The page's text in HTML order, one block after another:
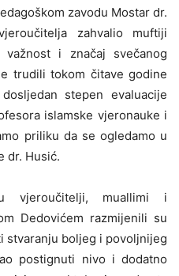
zavodu Mostar dr.
zahvalio muftiji
i značaj svečanog
trudili tokom čitave godine
stepen evaluacije
islamske vjeronauke i
priliku da se ogledamo u
dr. Husić.
vjeroučitelji, muallimi i
Dedovićem razmijenili su
stvaranju boljeg i povoljnijeg
postignuti nivo i dodatno